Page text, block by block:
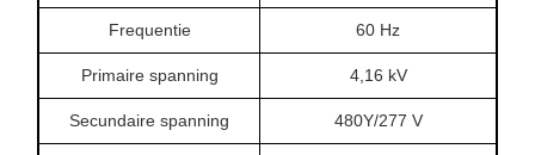
Frequentie 60 Hz
Primaire spanning 4,16 kV
Secundaire spanning 480Y/277 V